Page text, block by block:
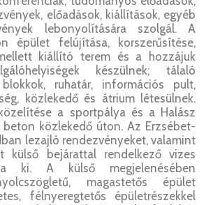
előadások, kiállítások, egyéb
lebonyolítására szolgál. A
épület felújítása, korszerűsítése,
kiállító terem és a hozzájuk
készülnek; tálaló
ruhatár, információs pult,
közlekedő és átrium létesülnek.
a sportpálya és a Halász
beton közlekedő úton. Az Erzsébet-
lezajló rendezvényeket, valamint
külső bejárattal rendelkező vizes
ki. A külső megjelenésében
magastetős épület
félnyeregtetős épületrészekkel